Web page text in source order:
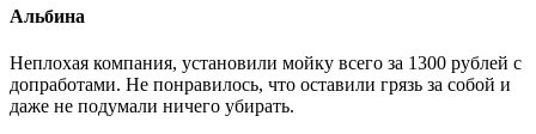
Альбина
Неплохая компания, установили мойку всего за 1300 рублей с
допработами. Не понравилось, что оставили грязь за собой и
даже не подумали ничего убирать.